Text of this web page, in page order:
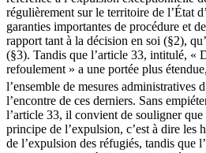
régulièrement sur le territoire de l’État
garanties importantes de procédure et
rapport tant à la décision en soi (§2),
(§3). Tandis que l’article 33, intitulé, «
refoulement » a une portée plus
l’ensemble de mesures administratives
l’encontre de ces derniers. Sans
l’article 33, il convient de souligner
principe de l’expulsion, c’est à dire les
de l’expulsion des réfugiés, tandis que